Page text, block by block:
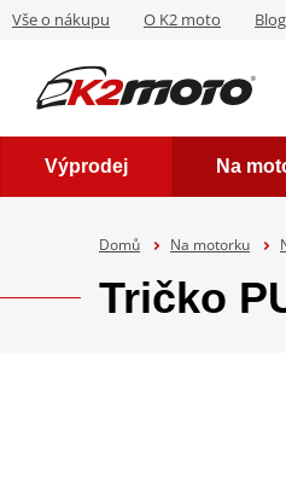
Vše o nákupu O K2 moto Blog
Výprodej Na
Domů Na motorku
Tričko